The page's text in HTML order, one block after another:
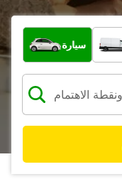
ما نوع المركبة؟
سيارة